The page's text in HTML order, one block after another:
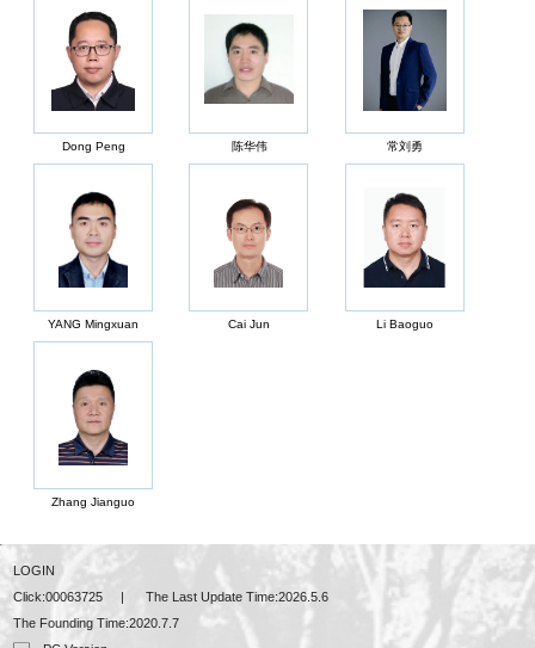
Dong Peng 陈华伟 常刘勇
YANG Mingxuan Cai Jun Li Baoguo
Zhang Jianguo
LOGIN
Click:00063725 The Last Update Time:2026 .5 .6
The Founding Time:2020 .7 .7